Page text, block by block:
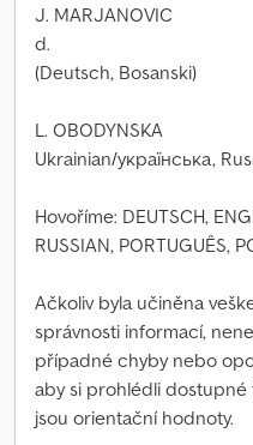
J. MARJANOVIC
d.
(Deutsch, Bosanski)
L. OBODYNSKA
Ukrainian/українська,
Hovoříme: DEUTSCH,
RUSSIAN, PORTUGUÊS,
Ačkoliv byla učiněna
správnosti informací,
případné chyby nebo
aby si prohlédli
jsou orientační hodnoty.